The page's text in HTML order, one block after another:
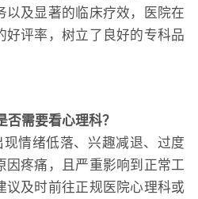
以及显著的临床疗效，医院在
好评率，树立了良好的专科品
否需要看心理科？
情绪低落、兴趣减退、过度
因疼痛，且严重影响到正常工
议及时前往正规医院心理科或